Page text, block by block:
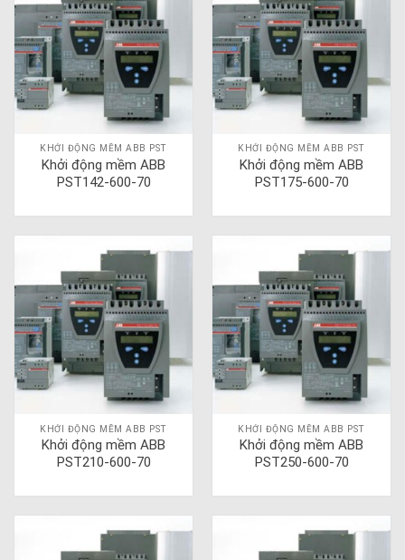
KHỞI ĐỘNG MỀM ABB PST
Khởi động mềm ABB
PST142-600-70
KHỞI ĐỘNG MỀM ABB PST
Khởi động mềm ABB
PST175-600-70
KHỞI ĐỘNG MỀM ABB PST
Khởi động mềm ABB
PST210-600-70
KHỞI ĐỘNG MỀM ABB PST
Khởi động mềm ABB
PST250-600-70